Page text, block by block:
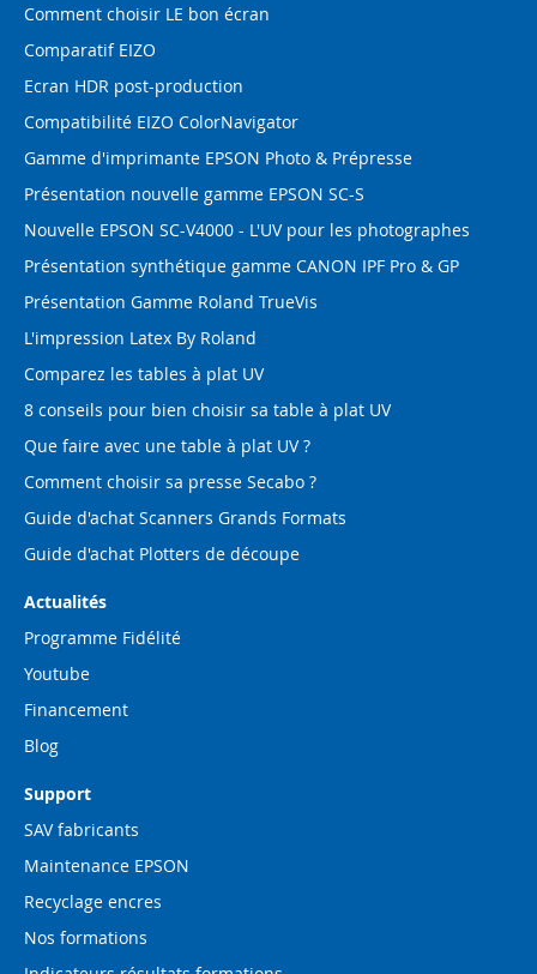
Comment choisir LE bon écran
Comparatif EIZO
Ecran HDR post-production
Compatibilité EIZO ColorNavigator
Gamme d'imprimante EPSON Photo & Prépresse
Présentation nouvelle gamme EPSON SC-S
Nouvelle EPSON SC-V4000 - L'UV pour les photographes
Présentation synthétique gamme CANON IPF Pro & GP
Présentation Gamme Roland TrueVis
L'impression Latex By Roland
Comparez les tables à plat UV
8 conseils pour bien choisir sa table à plat UV
Que faire avec une table à plat UV ?
Comment choisir sa presse Secabo ?
Guide d'achat Scanners Grands Formats
Guide d'achat Plotters de découpe
Actualités
Programme Fidélité
Youtube
Financement
Blog
Support
SAV fabricants
Maintenance EPSON
Recyclage encres
Nos formations